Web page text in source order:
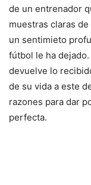
de un entrenador
muestras claras
un sentimieto
fútbol le ha
devuelve lo
de su vida a este
razones para dar
perfecta.